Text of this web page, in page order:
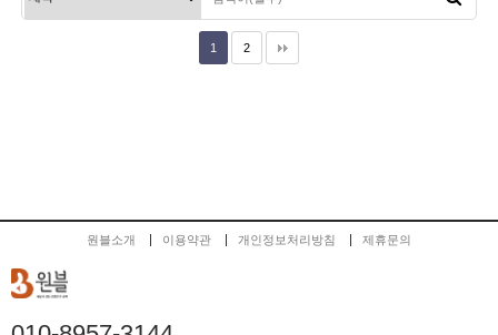
1 2
원블소개 이용약관 개인정보처리방침 제휴문의